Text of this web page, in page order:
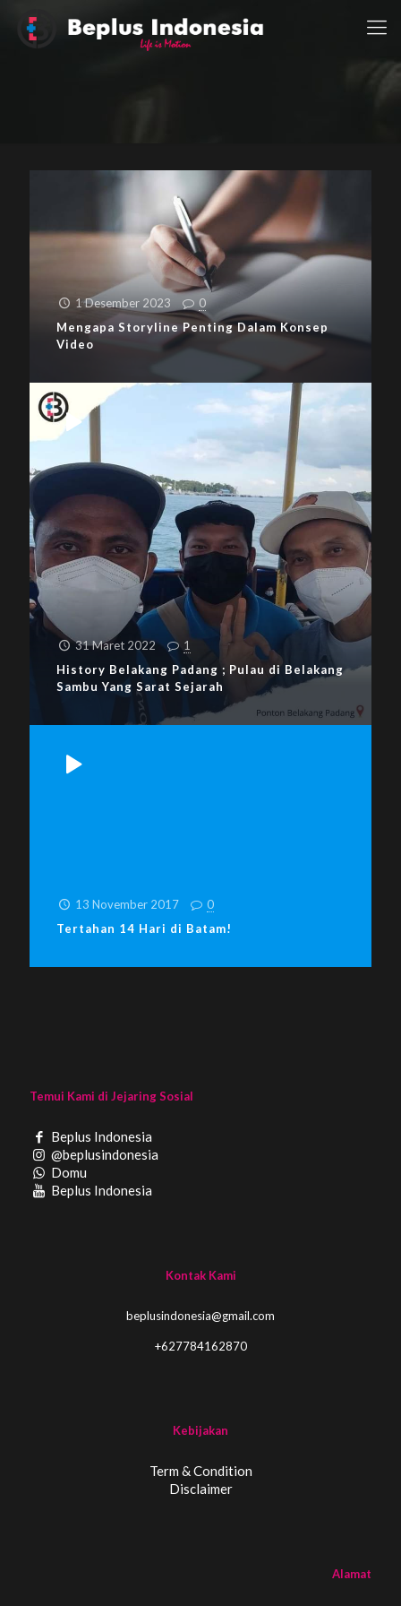
1 Desember 2023
0
Mengapa Storyline Penting Dalam Konsep
Video
31 Maret 2022
1
History Belakang Padang ; Pulau di Belakang
Sambu Yang Sarat Sejarah
13 November 2017
0
Tertahan 14 Hari di Batam!
Temui Kami di Jejaring Sosial
Beplus Indonesia
@beplusindonesia
Domu
Beplus Indonesia
Kontak Kami
beplusindonesia@gmail.com
+627784162870
Kebijakan
Term & Condition
Disclaimer
Alamat